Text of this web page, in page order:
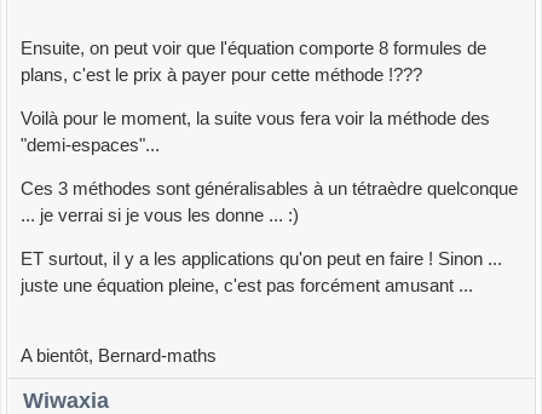
Ensuite, on peut voir que l'équation comporte 8 formules de
plans, c'est le prix à payer pour cette méthode !???
Voilà pour le moment, la suite vous fera voir la méthode des
"demi-espaces"...
Ces 3 méthodes sont généralisables à un tétraèdre quelconque
... je verrai si je vous les donne ... :)
ET surtout, il y a les applications qu'on peut en faire ! Sinon ...
juste une équation pleine, c'est pas forcément amusant ...
A bientôt, Bernard-maths
Wiwaxia